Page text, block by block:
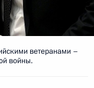
ветеранами –
войны.